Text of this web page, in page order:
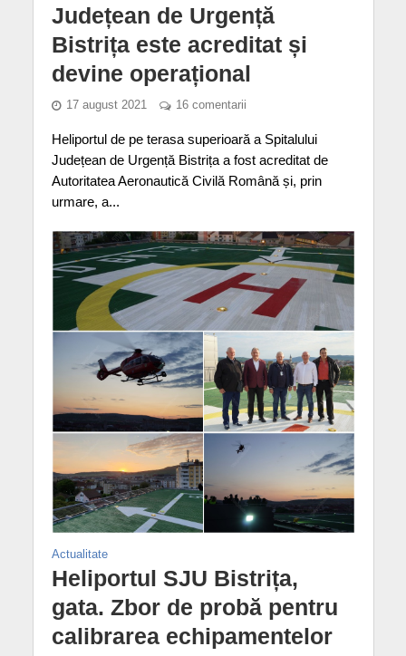
Județean de Urgență
Bistrița este acreditat și
devine operațional
17 august 2021 16 comentarii
Heliportul de pe terasa superioară a Spitalului
Județean de Urgență Bistrița a fost acreditat de
Autoritatea Aeronautică Civilă Română și, prin
urmare, a...
Actualitate
Heliportul SJU Bistrița,
gata. Zbor de probă pentru
calibrarea echipamentelor